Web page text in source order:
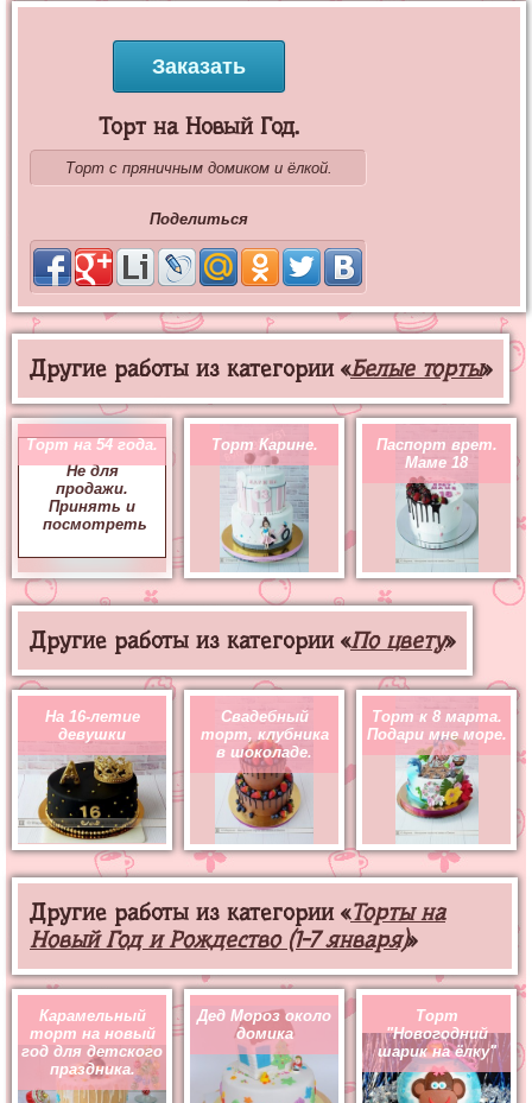
Заказать
Торт на Новый Год.
Торт с пряничным домиком и ёлкой.
Поделиться
Другие работы из категории «Белые торты»
Торт на 54 года.
Не для
продажи.
Принять и
посмотреть
Торт Карине.
Паспорт врет.
Маме 18
Другие работы из категории «По цвету»
На 16-летие
девушки
Свадебный
торт, клубника
в шоколаде.
Торт к 8 марта.
Подари мне море.
Другие работы из категории «Торты на
Новый Год и Рождество (1-7 января)»
Карамельный
торт на новый
год для детского
праздника.
Дед Мороз около
домика
Торт
"Новогодний
шарик на ёлку"